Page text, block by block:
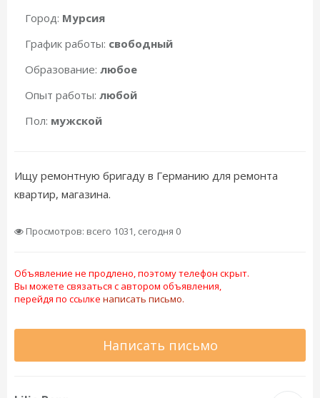
Город: Мурсия
График работы: свободный
Образование: любое
Опыт работы: любой
Пол: мужской
Ищу ремонтную бригаду в Германию для ремонта
квартир, магазина.
Просмотров: всего 1031, сегодня 0
Объявление не продлено, поэтому телефон скрыт.
Вы можете связаться с автором объявления,
перейдя по ссылке написать письмо.
Написать письмо